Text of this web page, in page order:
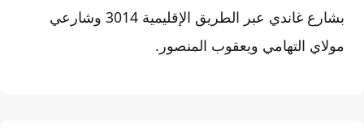
بشارع غاندي عبر الطريق الإقليمية 3014 وشارعي
مولاي التهامي ويعقوب المنصور.